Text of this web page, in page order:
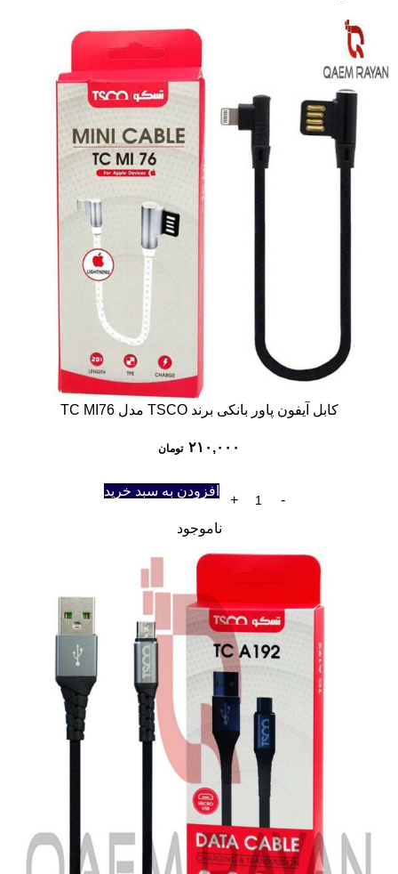
کابل آیفون پاور بانکی برند TSCO مدل TC MI76
۲۱۰,۰۰۰ تومان
افزودن به سبد خرید
ناموجود